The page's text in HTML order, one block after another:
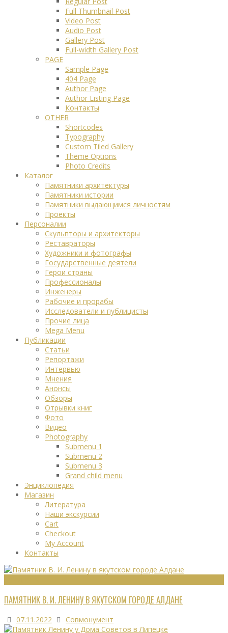
Full Thumbnail Post
Video Post
Audio Post
Gallery Post
Full-width Gallery Post
PAGE
Sample Page
404 Page
Author Page
Author Listing Page
Контакты
OTHER
Shortcodes
Typography
Custom Tiled Gallery
Theme Options
Photo Credits
Каталог
Памятники архитектуры
Памятники истории
Памятники выдающимся личностям
Проекты
Персоналии
Скульпторы и архитекторы
Реставраторы
Художники и фотографы
Государственные деятели
Герои страны
Профессионалы
Инженеры
Рабочие и прорабы
Исследователи и публицисты
Прочие лица
Mega Menu
Публикации
Статьи
Репортажи
Интервью
Мнения
Анонсы
Обзоры
Отрывки книг
Фото
Видео
Photography
Submenu 1
Submenu 2
Submenu 3
Grand child menu
Энциклопедия
Магазин
Литература
Наши экскурсии
Cart
Checkout
My Account
Контакты
ПАМЯТНИК В. И. ЛЕНИНУ В ЯКУТСКОМ ГОРОДЕ АЛДАНЕ
07.11.2022 Совмонумент